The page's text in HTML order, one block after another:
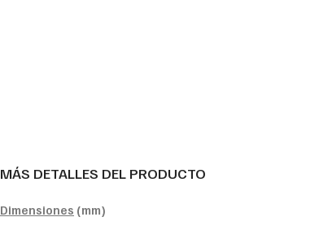
MÁS DETALLES DEL PRODUCTO
Dimensiones (mm)